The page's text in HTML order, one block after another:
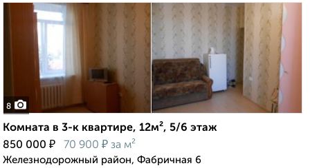
8
Комната в 3-к квартире, 12м², 5/6 этаж
850 000 ₽ 70 900 ₽ за м²
Железнодорожный район, Фабричная 6